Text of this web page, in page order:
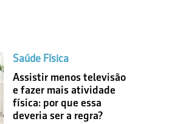
Saúde Física
Assistir menos televisão
e fazer mais atividade
física: por que essa
deveria ser a regra?